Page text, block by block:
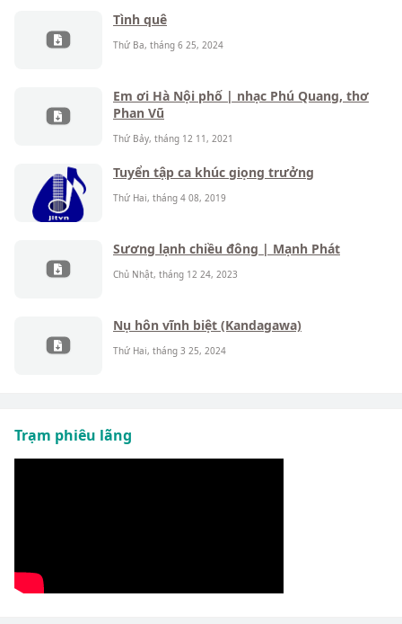
Tình quê
Thứ Ba, tháng 6 25, 2024
Em ơi Hà Nội phố | nhạc Phú Quang, thơ
Phan Vũ
Thứ Bảy, tháng 12 11, 2021
Tuyển tập ca khúc giọng trưởng
Thứ Hai, tháng 4 08, 2019
Sương lạnh chiều đông | Mạnh Phát
Chủ Nhật, tháng 12 24, 2023
Nụ hôn vĩnh biệt (Kandagawa)
Thứ Hai, tháng 3 25, 2024
Trạm phiêu lãng